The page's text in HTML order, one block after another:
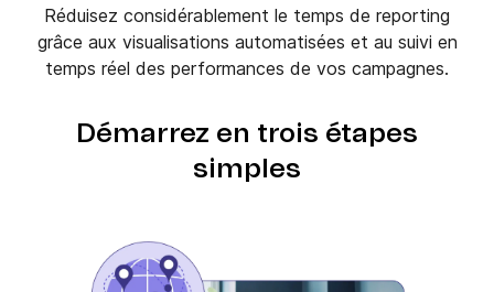
Réduisez considérablement le temps de reporting
grâce aux visualisations automatisées et au suivi en
temps réel des performances de vos campagnes.
Démarrez en trois étapes
simples